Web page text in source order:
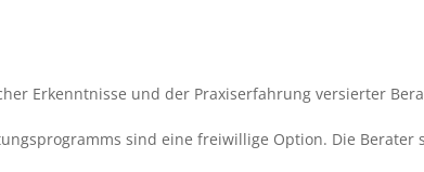
Erkenntnisse und der Praxiserfahrung versierter
sind eine freiwillige Option. Die